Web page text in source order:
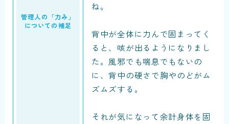
管理人の「力み」
についての補足
ね。
背中が全体に力んで固まってく
ると、咳が出るようになりまし
た。風邪でも喘息でもないの
に、背中の硬さで胸やのどがム
ズムズする。
それが気になって余計身体を固